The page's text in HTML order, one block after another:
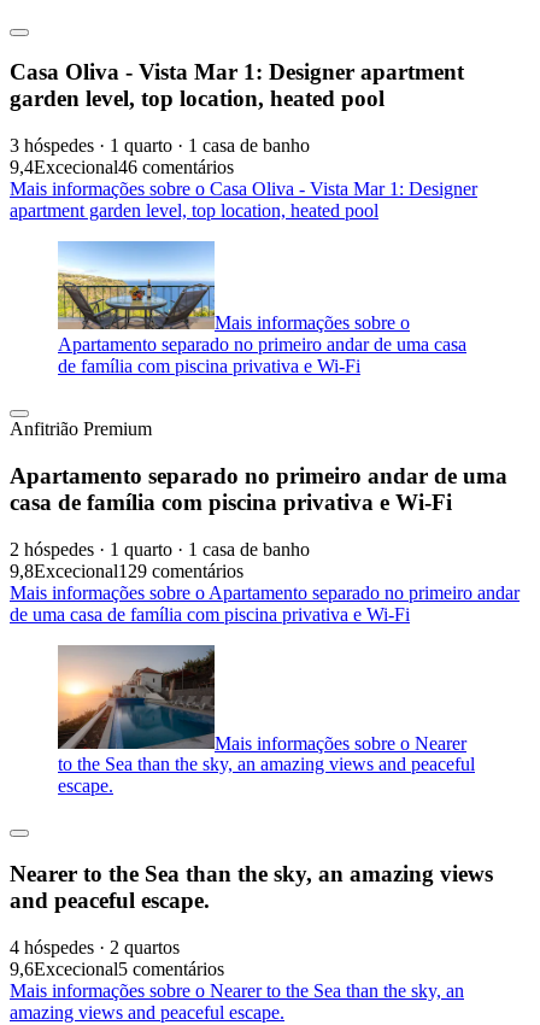
Casa Oliva - Vista Mar 1: Designer apartment
garden level, top location, heated pool
3 hóspedes · 1 quarto · 1 casa de banho
9,4Excecional46 comentários
Mais informações sobre o Casa Oliva - Vista Mar 1: Designer
apartment garden level, top location, heated pool
Mais informações sobre o
Apartamento separado no primeiro andar de uma casa
de família com piscina privativa e Wi-Fi
Anfitrião Premium
Apartamento separado no primeiro andar de uma
casa de família com piscina privativa e Wi-Fi
2 hóspedes · 1 quarto · 1 casa de banho
9,8Excecional129 comentários
Mais informações sobre o Apartamento separado no primeiro andar
de uma casa de família com piscina privativa e Wi-Fi
Mais informações sobre o Nearer
to the Sea than the sky, an amazing views and peaceful
escape.
Nearer to the Sea than the sky, an amazing views
and peaceful escape.
4 hóspedes · 2 quartos
9,6Excecional5 comentários
Mais informações sobre o Nearer to the Sea than the sky, an
amazing views and peaceful escape.